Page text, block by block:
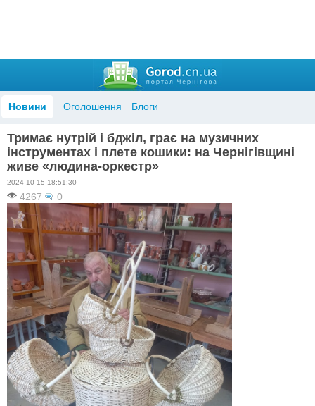
Новини Оголошення Блоги
Тримає нутрій і бджіл, грає на музичних
інструментах і плете кошики: на Чернігівщині
живе «людина-оркестр»
2024-10-15 18:51:30
4267 0